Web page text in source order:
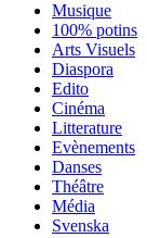
Musique
100% potins
Arts Visuels
Diaspora
Edito
Cinéma
Litterature
Evènements
Danses
Théâtre
Média
Svenska